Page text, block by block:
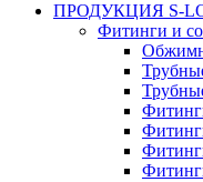
ПРОДУКЦИЯ S-
Фитинги и